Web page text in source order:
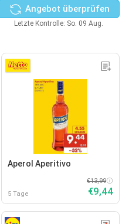
Angebot überprüfen
Letzte Kontrolle: So. 09 Aug.
Aperol Aperitivo
5 Tage
€13,99
€9,44